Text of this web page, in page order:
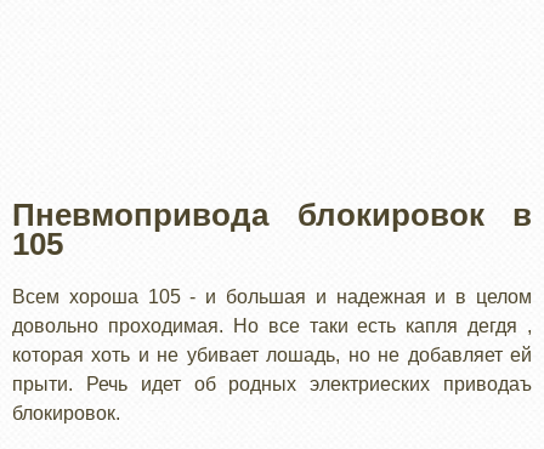
Пневмопривода блокировок в
105
Всем хороша 105 - и большая и надежная и в целом
довольно проходимая. Но все таки есть капля дегдя ,
которая хоть и не убивает лошадь, но не добавляет ей
прыти. Речь идет об родных электриеских приводаъ
блокировок.